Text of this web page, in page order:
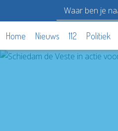
Home Nieuws 112 Politiek